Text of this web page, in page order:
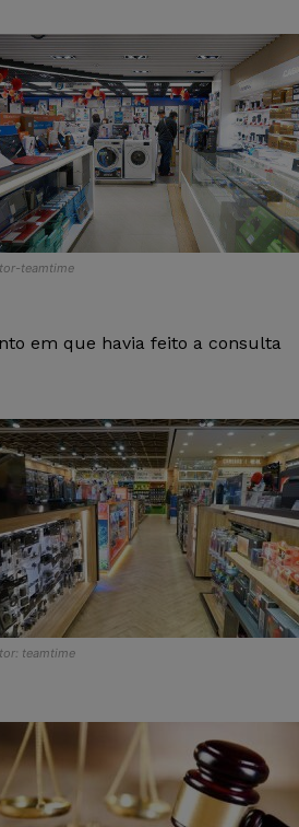
teamtime
em que havia feito a consulta
teamtime